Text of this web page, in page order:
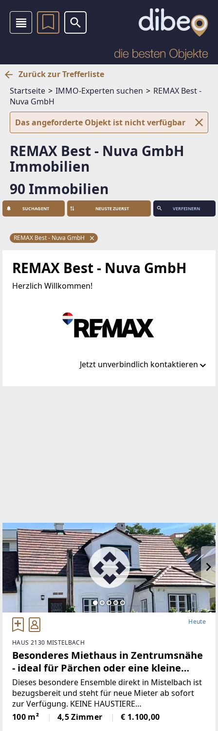
Zurück zur Trefferliste
Startseite
IMMO-Experten suchen
REMAX Best -
Nuva GmbH
Das angeforderte Objekt ist nicht verfügbar
REMAX Best - Nuva GmbH
Immobilien
90 Immobilien
SUCHAGENT VERFEINERN
REMAX Best - Nuva GmbH
REMAX Best - Nuva GmbH
Herzlich Willkommen!
Jetzt unverbindlich kontaktieren
Heute
HAUS 2130 MISTELBACH
Besonderes Miethaus in Zentrumsnähe
- ideal für Pärchen oder eine kleine
Familie
Dieses besondere Ensemble direkt in Mistelbach ist
bezugsbereit und steht für neue Mieter ab sofort
zur Verfügung. KEINE HAUSTIERE
ERLAUBT!ACHTUNG: Wir benötigen bitte die letzten
3 Gehalts/Lohnzettel plus Ausweiskopie zur Vorlage
100 m² 4,5 Zimmer € 1.100,00